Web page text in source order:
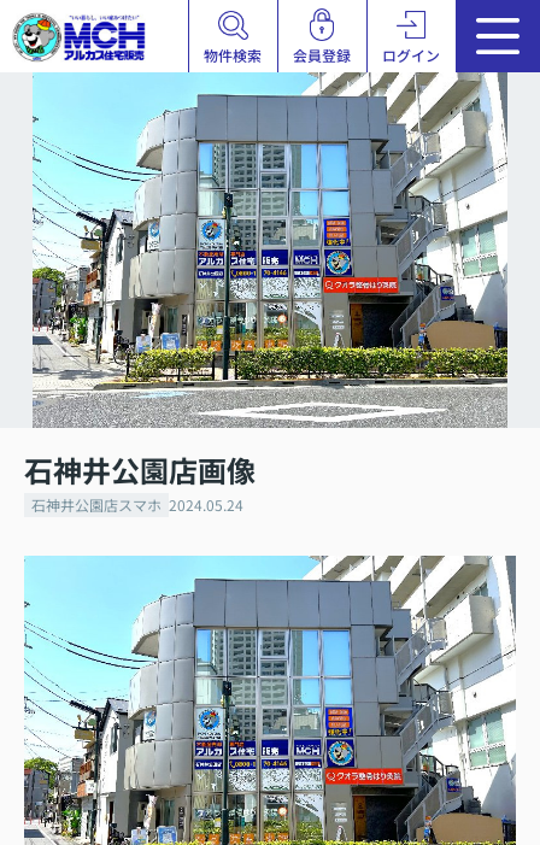
物件検索 会員登録 ログイン
石神井公園店画像
石神井公園店スマホ 2024.05.24